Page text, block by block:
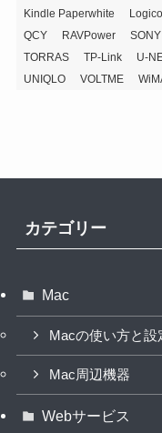
Kindle Paperwhite
QCY
RAVPower SONY
TORRAS
TP-Link U-
UNIQLO
VOLTME
カテゴリー
Mac
Macの使い方と設
Mac周辺機器
Webサービス